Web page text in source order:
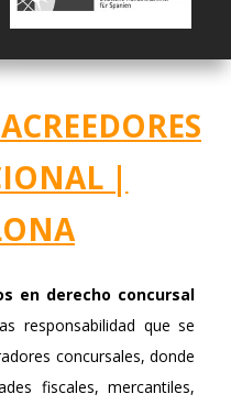
|
en derecho concursal
responsabilidad que se
concursales, donde
fiscales, mercantiles,